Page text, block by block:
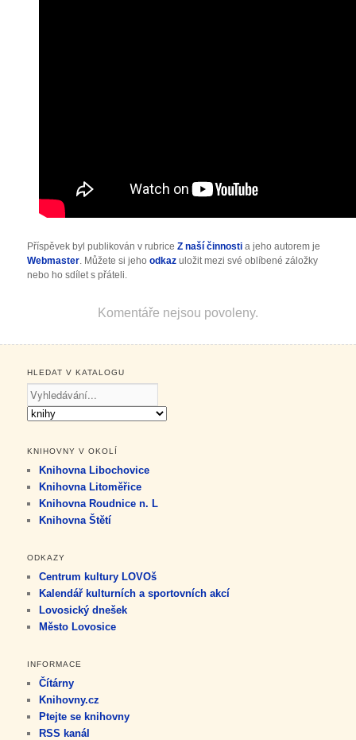
Příspěvek byl publikován v rubriceZ naší činnosti a jeho autorem je
Webmaster. Můžete si jehoodkaz uložit mezi své oblíbené záložky
nebo ho sdílet s přáteli.
Komentáře nejsou povoleny.
HLEDAT V KATALOGU
KNIHOVNY V OKOLÍ
Knihovna Libochovice
Knihovna Litoměřice
Knihovna Roudnice n. L
Knihovna Štětí
ODKAZY
Centrum kultury LOVOš
Kalendář kulturních a sportovních akcí
Lovosický dnešek
Město Lovosice
INFORMACE
Čítárny
Knihovny.cz
Ptejte se knihovny
RSS kanál